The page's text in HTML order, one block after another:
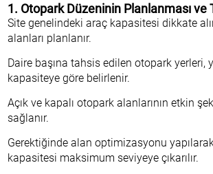
1. Otopark Düzeninin Planlanması ve
Site genelindeki araç kapasitesi dikkate
alanları planlanır.
Daire başına tahsis edilen otopark yerleri,
kapasiteye göre belirlenir.
Açık ve kapalı otopark alanlarının etkin
sağlanır.
Gerektiğinde alan optimizasyonu
kapasitesi maksimum seviyeye çıkarılır.